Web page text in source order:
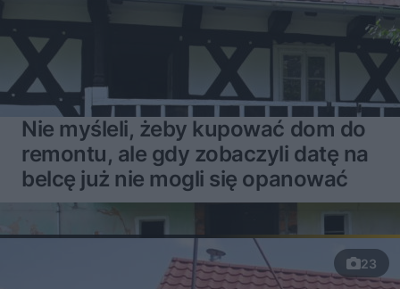
Nie myśleli, żeby kupować dom do
remontu, ale gdy zobaczyli datę na
belcę już nie mogli się opanować
23